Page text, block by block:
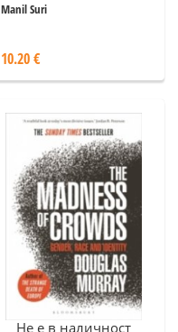
Manil Suri
10.20 €
Не е в наличност